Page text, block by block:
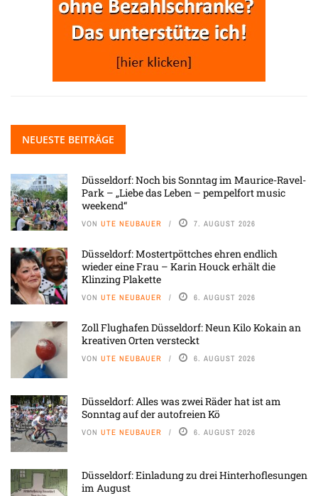
NEUESTE BEITRÄGE
Düsseldorf: Noch bis Sonntag im Maurice-Ravel-
Park – „Liebe das Leben – pempelfort music
weekend“
VON UTE NEUBAUER 7. AUGUST 2026
Düsseldorf: Mostertpöttches ehren endlich
wieder eine Frau – Karin Houck erhält die
Klinzing Plakette
VON UTE NEUBAUER 6. AUGUST 2026
Zoll Flughafen Düsseldorf: Neun Kilo Kokain an
kreativen Orten versteckt
VON UTE NEUBAUER 6. AUGUST 2026
Düsseldorf: Alles was zwei Räder hat ist am
Sonntag auf der autofreien Kö
VON UTE NEUBAUER 6. AUGUST 2026
Düsseldorf: Einladung zu drei Hinterhoflesungen
im August